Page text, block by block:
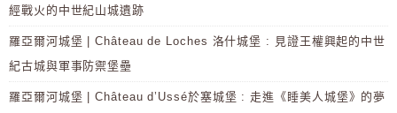
經戰火的中世紀山城遺跡
羅亞爾河城堡 | Château de Loches 洛什城堡 : 見證王權興起的中世
紀古城與軍事防禦堡壘
羅亞爾河城堡 | Château d’Ussé於塞城堡 : 走進《睡美人城堡》的夢